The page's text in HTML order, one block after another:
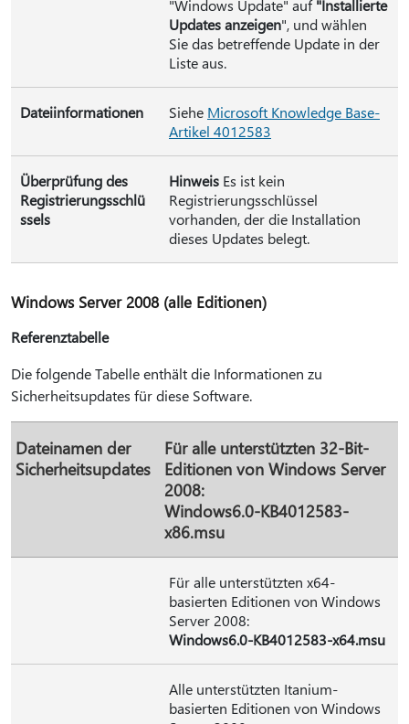
"Windows Update" auf"Installierte
Updates anzeigen", und wählen
Sie das betreffende Update in der
Liste aus.
Dateiinformationen Siehe Microsoft Knowledge Base-
Artikel 4012583
Überprüfung des
Registrierungsschlü
ssels
Hinweis Es ist kein
Registrierungsschlüssel
vorhanden, der die Installation
dieses Updates belegt.
Windows Server 2008 (alle Editionen)
Referenztabelle
Die folgende Tabelle enthält die Informationen zu
Sicherheitsupdates für diese Software.
Dateinamen der
Sicherheitsupdates
Für alle unterstützten 32-Bit-
Editionen von Windows Server
2008:
Windows6.0-KB4012583-
x86.msu
Für alle unterstützten x64-
basierten Editionen von Windows
Server 2008:
Windows6.0-KB4012583-x64.msu
Alle unterstützten Itanium-
basierten Editionen von Windows